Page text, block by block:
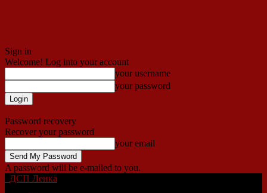
Sign in
Welcome! Log into your account
your username
your password
Password recovery
Recover your password
your email
A password will be e-mailed to you.
ДСП Ленка